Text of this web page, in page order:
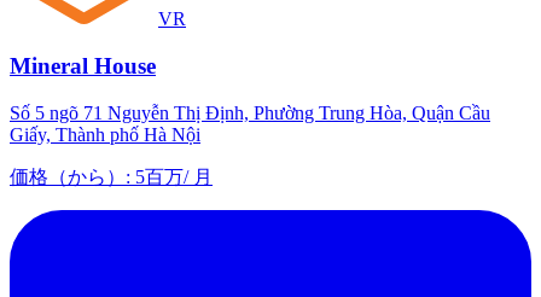
VR
Mineral House
Số 5 ngõ 71 Nguyễn Thị Định, Phường Trung Hòa, Quận Cầu
Giấy, Thành phố Hà Nội
価格（から） : 5百万/月